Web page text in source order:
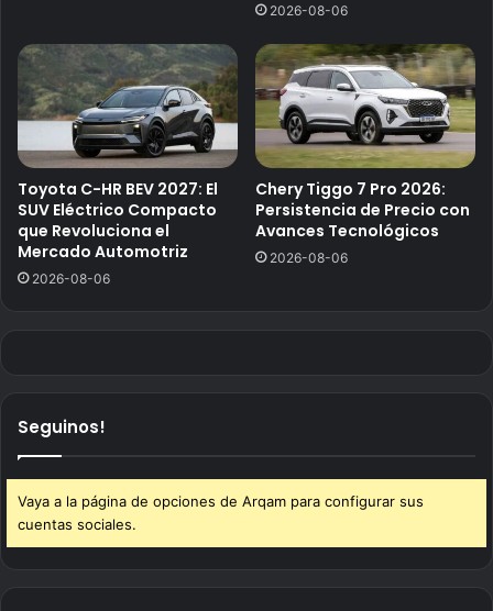
2026-08-06
Toyota C-HR BEV 2027: El
SUV Eléctrico Compacto
que Revoluciona el
Mercado Automotriz
2026-08-06
Chery Tiggo 7 Pro 2026:
Persistencia de Precio con
Avances Tecnológicos
2026-08-06
Seguinos!
Vaya a la página de opciones de Arqam para configurar sus
cuentas sociales.